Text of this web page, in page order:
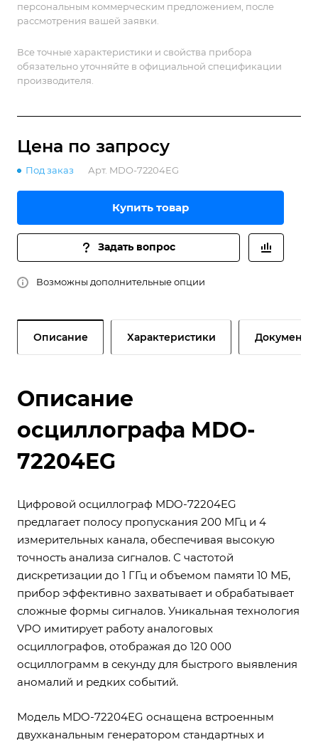
персональным коммерческим предложением, после
рассмотрения вашей заявки.
Все точные характеристики и свойства прибора
обязательно уточняйте в официальной спецификации
производителя.
Цена по запросу
Под заказ Арт. MDO-72204EG
Купить товар
Задать вопрос
Возможны дополнительные опции
Описание Характеристики Документы
Описание
осциллографа MDO-
72204EG
Цифровой осциллограф MDO-72204EG
предлагает полосу пропускания 200 МГц и 4
измерительных канала, обеспечивая высокую
точность анализа сигналов. С частотой
дискретизации до 1 ГГц и объемом памяти 10 МБ,
прибор эффективно захватывает и обрабатывает
сложные формы сигналов. Уникальная технология
VPO имитирует работу аналоговых
осциллографов, отображая до 120 000
осциллограмм в секунду для быстрого выявления
аномалий и редких событий.
Модель MDO-72204EG оснащена встроенным
двухканальным генератором стандартных и